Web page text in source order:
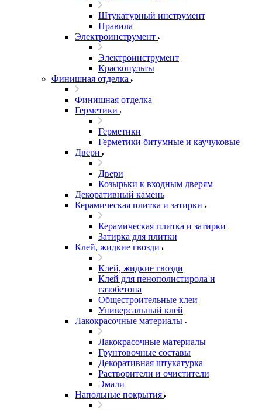
Штукатурный инструмент
Правила
Электроинструмент
Электроинструмент
Краскопульты
Финишная отделка
Финишная отделка
Герметики
Герметики
Герметики битумные и каучуковые
Двери
Двери
Козырьки к входным дверям
Декоративный камень
Керамическая плитка и затирки
Керамическая плитка и затирки
Затирка для плитки
Клей, жидкие гвозди
Клей, жидкие гвозди
Клей для пенополистирола и
газобетона
Общестроительные клеи
Универсальный клей
Лакокрасочные материалы
Лакокрасочные материалы
Грунтовочные составы
Декоративная штукатурка
Растворители и очистители
Эмали
Напольные покрытия